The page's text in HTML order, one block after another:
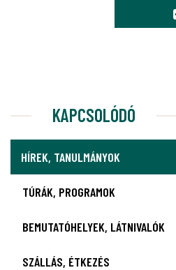
KAPCSOLÓDÓ
HÍREK, TANULMÁNYOK
TÚRÁK, PROGRAMOK
BEMUTATÓHELYEK, LÁTNIVALÓK
SZÁLLÁS, ÉTKEZÉS